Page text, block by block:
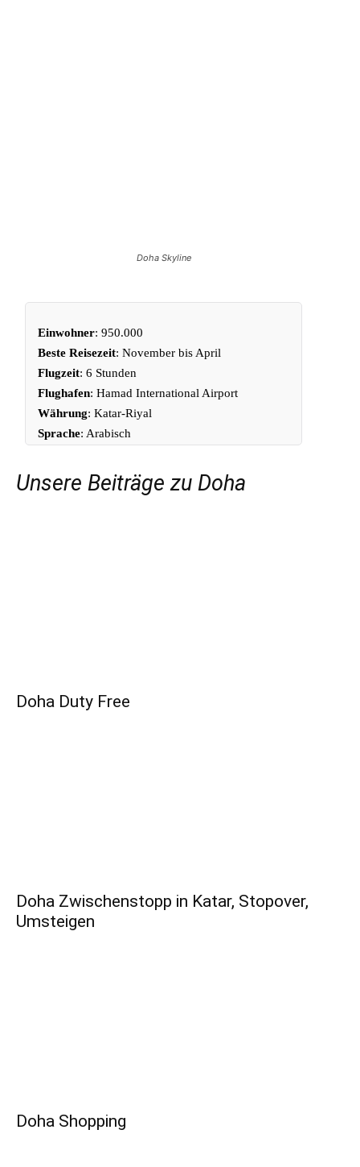
Doha Skyline
Einwohner: 950.000
Beste Reisezeit: November bis April
Flugzeit: 6 Stunden
Flughafen: Hamad International Airport
Währung:Katar-Riyal
Sprache: Arabisch
Unsere Beiträge zu Doha
Doha Duty Free
Doha Zwischenstopp in Katar, Stopover,
Umsteigen
Doha Shopping